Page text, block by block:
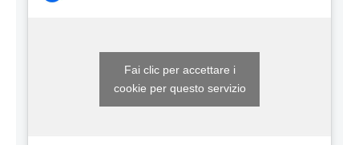
Fai clic per accettare i
cookie per questo servizio